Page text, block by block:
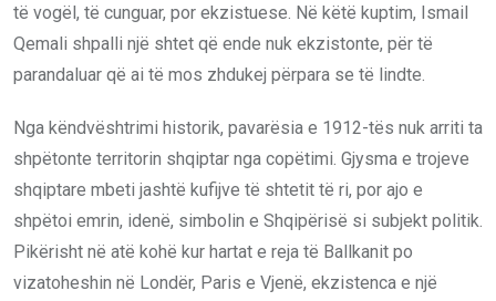
të vogël, të cunguar, por ekzistuese. Në këtë kuptim, Ismail
Qemali shpalli një shtet që ende nuk ekzistonte, për të
parandaluar që ai të mos zhdukej përpara se të lindte.
Nga këndvështrimi historik, pavarësia e 1912-tës nuk arriti ta
shpëtonte territorin shqiptar nga copëtimi. Gjysma e trojeve
shqiptare mbeti jashtë kufijve të shtetit të ri, por ajo e
shpëtoi emrin, idenë, simbolin e Shqipërisë si subjekt politik.
Pikërisht në atë kohë kur hartat e reja të Ballkanit po
vizatoheshin në Londër, Paris e Vjenë, ekzistenca e një